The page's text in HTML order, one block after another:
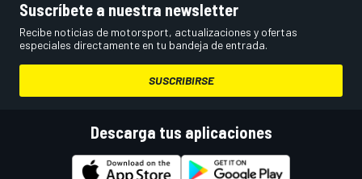
Suscríbete a nuestra newsletter
Recibe noticias de motorsport, actualizaciones y ofertas
especiales directamente en tu bandeja de entrada.
SUSCRIBIRSE
Descarga tus aplicaciones